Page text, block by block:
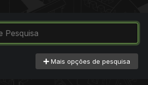
Mais opções de pesquisa